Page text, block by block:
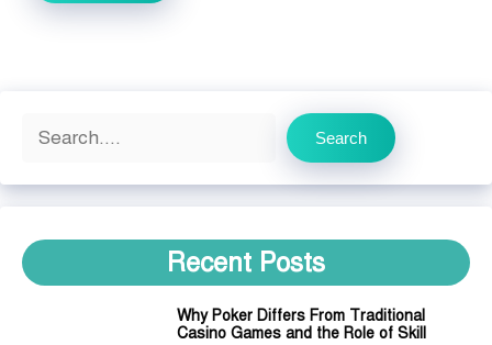
Search Search
Recent Posts
Why Poker Differs From Traditional
Casino Games and the Role of Skill